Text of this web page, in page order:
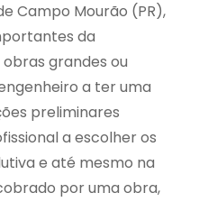
Campo Mourão (PR),
da
obras grandes ou
a ter uma
preliminares
a escolher os
e até mesmo na
por uma obra,